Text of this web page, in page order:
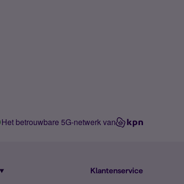
Het betrouwbare 5G-netwerk van
Klantenservice